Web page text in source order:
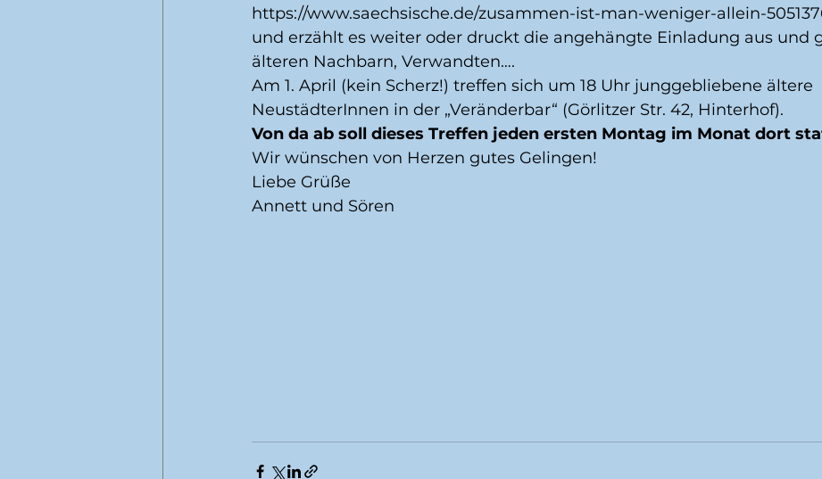
https://www.saechsische.de/zusammen-ist-man-weniger-allein-
und erzählt es weiter oder druckt die angehängte Einladung aus und
älteren Nachbarn, Verwandten….
Am 1. April (kein Scherz!) treffen sich um 18 Uhr junggebliebene ältere
NeustädterInnen in der „Veränderbar“ (Görlitzer Str. 42, Hinterhof).
Von da ab soll dieses Treffen jeden ersten Montag im Monat dort
Wir wünschen von Herzen gutes Gelingen!
Liebe Grüße
Annett und Sören